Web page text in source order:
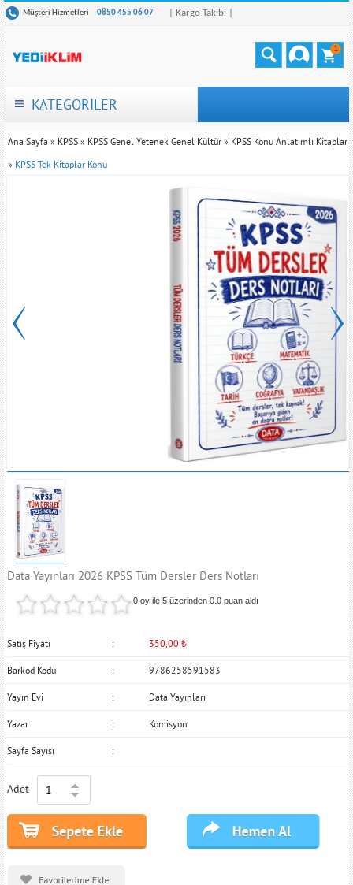
Müşteri Hizmetleri 0850 455 06 07 | Kargo Takibi |
1
KATEGORİLER
Ana Sayfa » KPSS » KPSS Genel Yetenek Genel Kültür » KPSS Konu Anlatımlı Kitaplar
» KPSS Tek Kitaplar Konu
Data Yayınları 2026 KPSS Tüm Dersler Ders Notları
0 oy ile 5 üzerinden0.0 puan aldı
Satış Fiyatı 350,00 ₺
Barkod Kodu 9786258591583
Yayın Evi Data Yayınları
Yazar Komisyon
Sayfa Sayısı
Adet